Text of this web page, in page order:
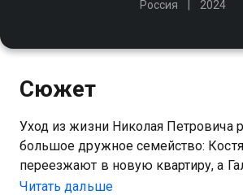
Россия
2024
Сюжет
Уход из жизни Николая Петровича
большое дружное семейство:
переезжают в новую квартиру, а
на дачу. Старшая дочь Ворониных
Читать дальше